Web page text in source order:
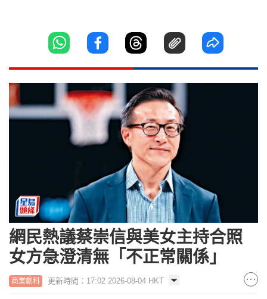
網民熱議蔡崇信與美女主持合照
女方急澄清無「不正常關係」
商業創科 更新時間：17:02 2026-08-04 HKT